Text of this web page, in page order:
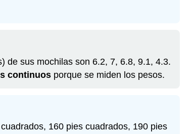
de sus mochilas son 6.2, 7, 6.8, 9.1, 4.3.
continuos porque se miden los pesos.
160 pies cuadrados, 190 pies